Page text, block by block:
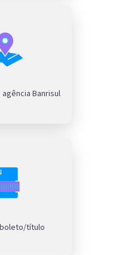
Banrisul
boleto/título